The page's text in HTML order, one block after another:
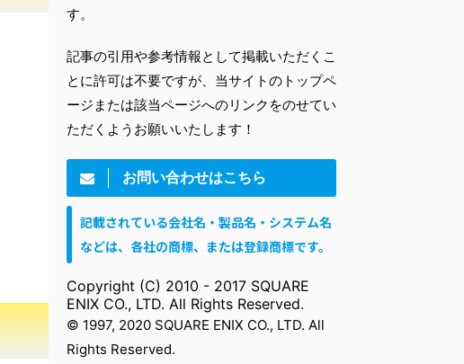
す。
記事の引用や参考情報として掲載いただくこ
とに許可は不要ですが、当サイトのトップペ
ージまたは該当ページへのリンクをのせてい
ただくようお願いいたします！
お問い合わせはこちら
記載されている会社名・製品名・システム名
などは、各社の商標、または登録商標です。
Copyright (C) 2010 - 2017 SQUARE
ENIX CO., LTD. All Rights Reserved.
© 1997, 2020 SQUARE ENIX CO., LTD. All
Rights Reserved.